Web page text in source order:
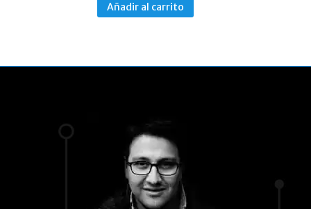
Añadir al carrito